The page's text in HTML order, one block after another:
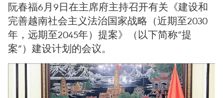
阮春福6月9日在主席府主持召开有关《建设和
完善越南社会主义法治国家战略（近期至2030
年，远期至2045年）提案》（以下简称“提
案”）建设计划的会议。